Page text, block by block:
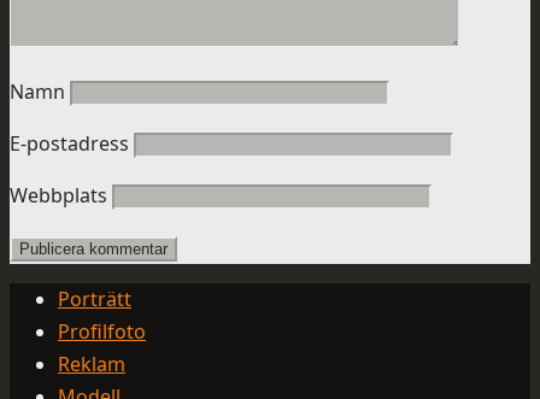
Namn
E-postadress
Webbplats
Porträtt
Profilfoto
Reklam